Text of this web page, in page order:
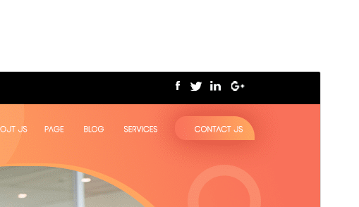
Акыркы өзгөртүүлөр
Июль 27, 2026
WordPress нускасы
PHP нускасы
Теманын башкы бети